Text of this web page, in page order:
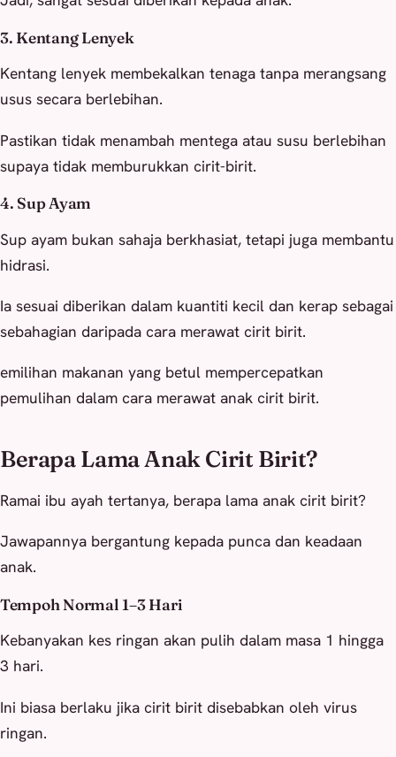
3. Kentang Lenyek
Kentang lenyek membekalkan tenaga tanpa merangsang
usus secara berlebihan.
Pastikan tidak menambah mentega atau susu berlebihan
supaya tidak memburukkan cirit-birit.
4. Sup Ayam
Sup ayam bukan sahaja berkhasiat, tetapi juga membantu
hidrasi.
Ia sesuai diberikan dalam kuantiti kecil dan kerap sebagai
sebahagian daripada cara merawat cirit birit.
emilihan makanan yang betul mempercepatkan
pemulihan dalam cara merawat anak cirit birit.
Berapa Lama Anak Cirit Birit?
Ramai ibu ayah tertanya, berapa lama anak cirit birit?
Jawapannya bergantung kepada punca dan keadaan
anak.
Tempoh Normal 1–3 Hari
Kebanyakan kes ringan akan pulih dalam masa 1 hingga
3 hari.
Ini biasa berlaku jika cirit birit disebabkan oleh virus
ringan.